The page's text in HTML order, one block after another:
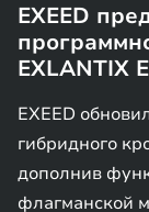
EXEED
EXLANTIX
EXEED
гибридного
дополнив
флагманской